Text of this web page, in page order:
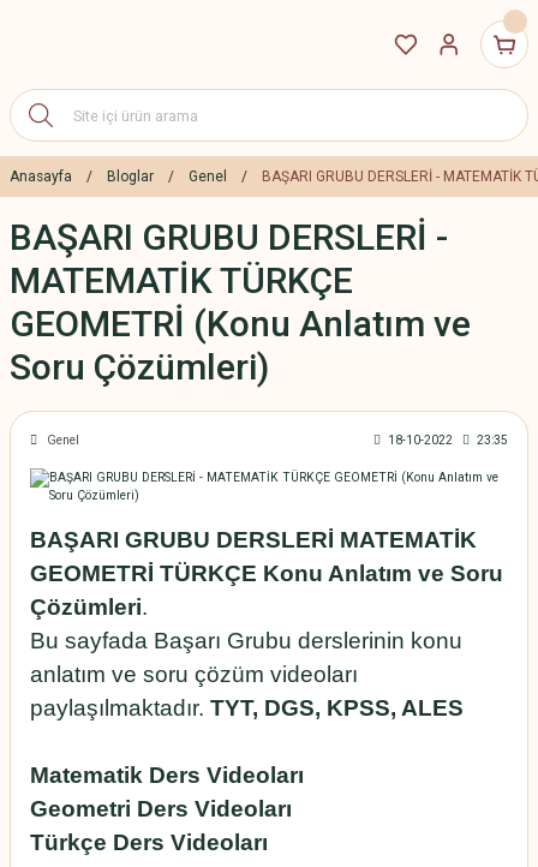
Anasayfa Bloglar Genel BAŞARI GRUBU DERSLERİ -
BAŞARI GRUBU DERSLERİ -
MATEMATİK TÜRKÇE
GEOMETRİ (Konu Anlatım ve
Soru Çözümleri)
Genel 18-10-2022 23:35
BAŞARI GRUBU DERSLERİ MATEMATİK
GEOMETRİ TÜRKÇE Konu Anlatım ve Soru
Çözümleri.
Bu sayfada Başarı Grubu derslerinin konu
anlatım ve soru çözüm videoları
paylaşılmaktadır. TYT, DGS, KPSS, ALES
Matematik Ders Videoları
Geometri Ders Videoları
Türkçe Ders Videoları